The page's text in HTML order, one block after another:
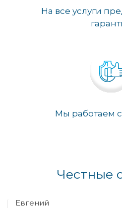
На все услуги
Мы работаем с
Честные
Евгений